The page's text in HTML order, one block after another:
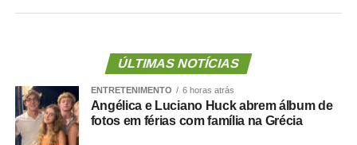
Os servidores apontam ainda incoerência entre discurso
e prática da administração municipal. Durante a
inauguração da Unidade de Saúde da Família (USF) do
bairro Pedregal, o prefeito teria afirmado que não
ÚLTIMAS NOTÍCIAS
ENTRETENIMENTO 6 horas atrás
Angélica e Luciano Huck abrem álbum de
fotos em férias com família na Grécia